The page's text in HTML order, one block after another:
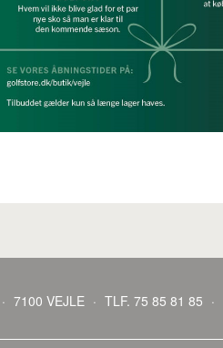
· 7100 VEJLE · TLF. 75 85 81 85 ·